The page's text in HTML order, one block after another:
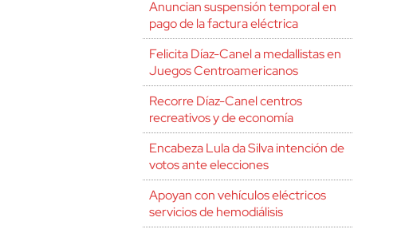
Anuncian suspensión temporal en
pago de la factura eléctrica
Felicita Díaz-Canel a medallistas en
Juegos Centroamericanos
Recorre Díaz-Canel centros
recreativos y de economía
Encabeza Lula da Silva intención de
votos ante elecciones
Apoyan con vehículos eléctricos
servicios de hemodiálisis